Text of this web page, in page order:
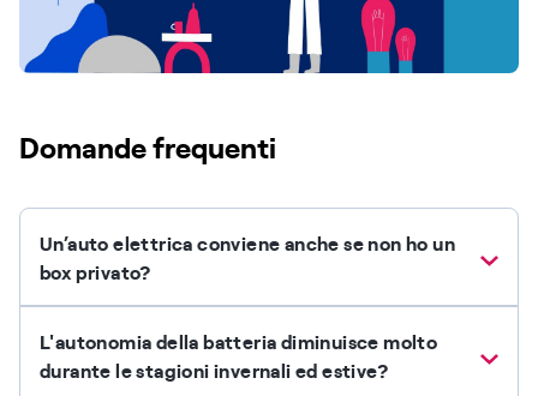
Domande frequenti
Un’auto elettrica conviene anche se non ho un
box privato?
L'autonomia della batteria diminuisce molto
durante le stagioni invernali ed estive?